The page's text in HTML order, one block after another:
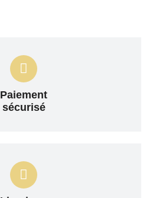
Paiement
sécurisé